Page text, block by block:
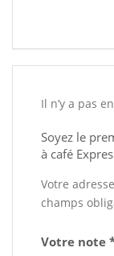
Il n’y a pas
Soyez le
à café
Votre
champs
Votre note